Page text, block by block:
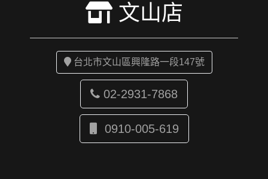
文山店
台北市文山區興隆路一段147號
02-2931-7868
0910-005-619